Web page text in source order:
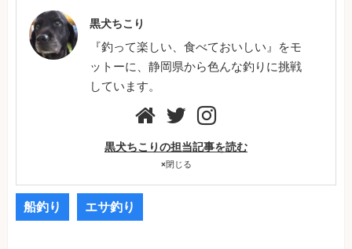
黒犬ちこり
『釣って楽しい、食べておいしい』をモ
ットーに、静岡県から色んな釣りに挑戦
しています。
黒犬ちこりの担当記事を読む
×閉じる
船釣り エサ釣り